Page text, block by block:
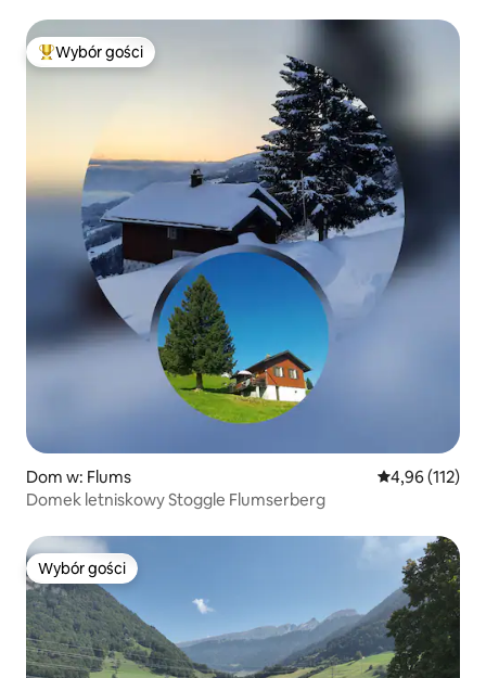
Najpopularniejsze z kategorii Wybór gości
Wybór gości
Dom w: Flums Średnia
4,96 (112)
Domek letniskowy Stoggle Flumserberg
Wybór gości
Wybór gości